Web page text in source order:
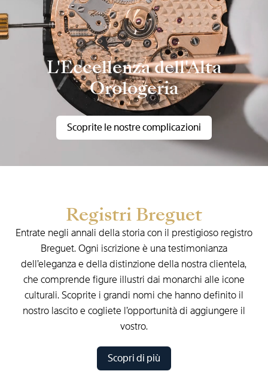
L'Eccellenza dell'Alta
Orologeria
Scoprite le nostre complicazioni
Registri Breguet
Entrate negli annali della storia con il prestigioso registro
Breguet. Ogni iscrizione è una testimonianza
dell’eleganza e della distinzione della nostra clientela,
che comprende figure illustri dai monarchi alle icone
culturali. Scoprite i grandi nomi che hanno definito il
nostro lascito e cogliete l’opportunità di aggiungere il
vostro.
Scopri di più